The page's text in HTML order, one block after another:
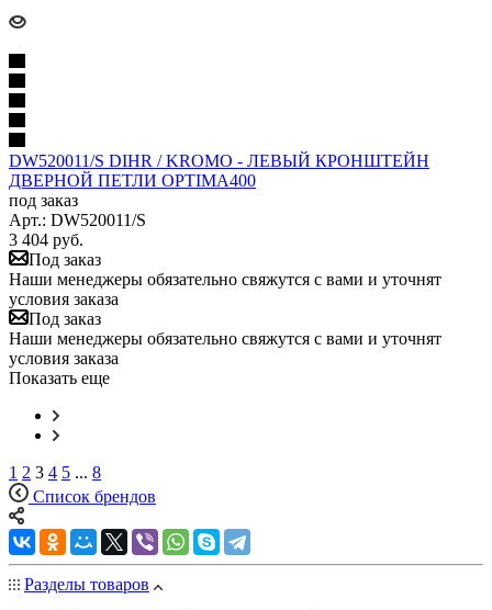
DW520011/S DIHR / KROMO - ЛЕВЫЙ КРОНШТЕЙН
ДВЕРНОЙ ПЕТЛИ OPTIMA400
под заказ
Арт.: DW520011/S
3 404 руб.
Под заказ
Наши менеджеры обязательно свяжутся с вами и уточнят
условия заказа
Под заказ
Наши менеджеры обязательно свяжутся с вами и уточнят
условия заказа
Показать еще
1 2 3 4 5 ... 8
Список брендов
Разделы товаров